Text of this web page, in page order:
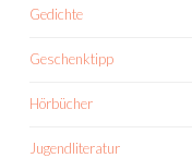
Gedichte
Geschenktipp
Hörbücher
Jugendliteratur